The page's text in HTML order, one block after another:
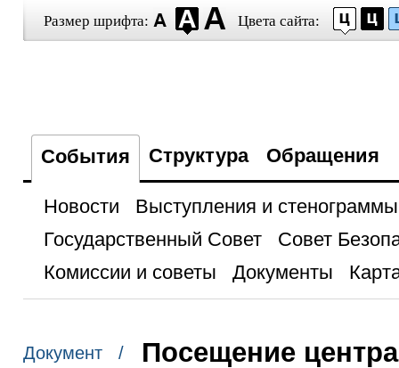
Размер шрифта: Цвета сайта:
События Структура Обращения
Новости
Выступления и стенограммы
Государственный Совет
Совет
Комиссии и советы
Документы
Документ / Посещение